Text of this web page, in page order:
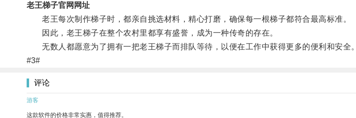
老王梯子官网网址
老王每次制作梯子时，都亲自挑选材料，精心打磨，确保每一根梯子都符合最高标准。
因此，老王梯子在整个农村里都享有盛誉，成为一种传奇的存在。
无数人都愿意为了拥有一把老王梯子而排队等待，以便在工作中获得更多的便利和安全。
#3#
评论
游客
这款软件的价格非常实惠，值得推荐。